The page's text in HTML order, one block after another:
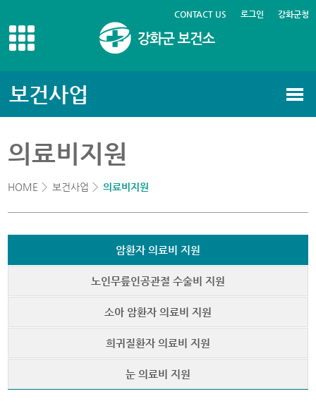
CONTACT US 로그인 강화군청
보건사업
의료비지원
HOME 보건사업 의료비지원
암환자 의료비 지원
노인무릎인공관절 수술비 지원
소아 암환자 의료비 지원
희귀질환자 의료비 지원
눈 의료비 지원